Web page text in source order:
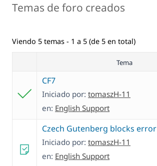
Temas de foro creados
Viendo 5 temas - 1 a 5 (de 5 en total)
Tema
CF7
Iniciado por: tomaszH-11
en: English Support
Czech Gutenberg blocks error
Iniciado por: tomaszH-11
en: English Support